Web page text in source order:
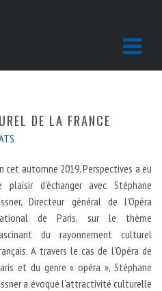
DE LA FRANCE
cet automne 2019, Perspectives a eu
plaisir d’échanger avec Stéphane
Directeur général de l’Opéra
de Paris, sur le thème
du rayonnement culturel
A travers le cas de l’Opéra de
et du genre « opéra », Stéphane
a évoqué l’attractivité culturelle